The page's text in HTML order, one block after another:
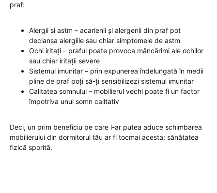
praf:
Alergii și astm – acarienii și alergenii din praf pot
declanșa alergiile sau chiar simptomele de astm
Ochi iritați – praful poate provoca mâncărimi ale ochilor
sau chiar iritații severe
Sistemul imunitar – prin expunerea îndelungată în medii
pline de praf poți să-ți sensibilizezi sistemul imunitar
Calitatea somnului – mobilierul vechi poate fi un factor
împotriva unui somn calitativ
Deci, un prim beneficiu pe care l-ar putea aduce schimbarea
mobilierului din dormitorul tău ar fi tocmai acesta: sănătatea
fizică sporită.